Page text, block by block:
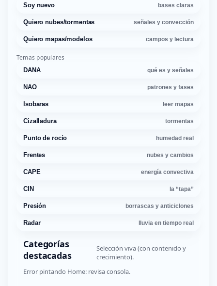
Soy nuevo bases claras
Quiero nubes/tormentas señales y convección
Quiero mapas/modelos campos y lectura
Temas populares
DANA qué es y señales
NAO patrones y fases
Isobaras leer mapas
Cizalladura tormentas
Punto de rocío humedad real
Frentes nubes y cambios
CAPE energía convectiva
CIN la “tapa”
Presión borrascas y anticiclones
Radar lluvia en tiempo real
Categorías
destacadas
Selección viva (con contenido y
crecimiento).
Error pintando Home: revisa consola.